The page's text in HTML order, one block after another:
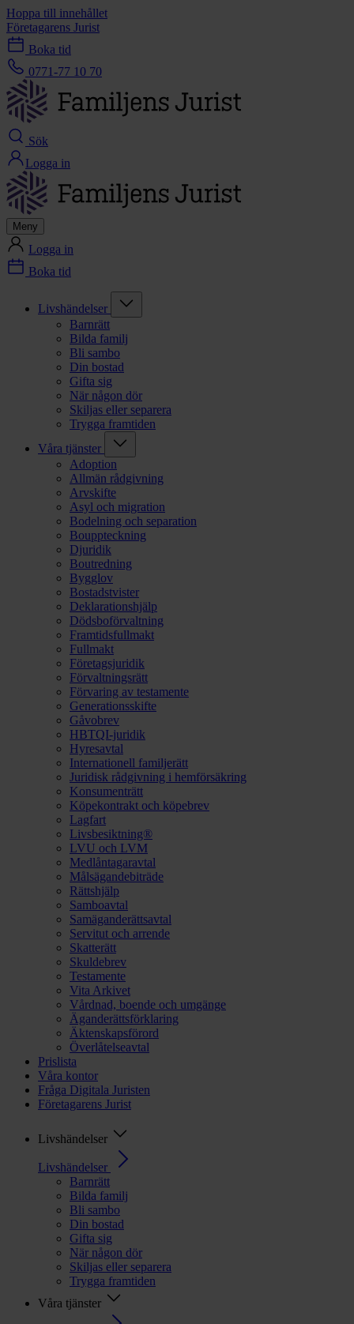
Hoppa till innehållet
Företagarens Jurist
Boka tid
0771-77 10 70
Sök
Logga in
Meny
Logga in
Boka tid
Livshändelser
Barnrätt
Bilda familj
Bli sambo
Din bostad
Gifta sig
När någon dör
Skiljas eller separera
Trygga framtiden
Våra tjänster
Adoption
Allmän rådgivning
Arvskifte
Asyl och migration
Bodelning och separation
Bouppteckning
Djuridik
Boutredning
Bygglov
Bostadstvister
Deklarationshjälp
Dödsboförvaltning
Framtidsfullmakt
Fullmakt
Företagsjuridik
Förvaltningsrätt
Förvaring av testamente
Generationsskifte
Gåvobrev
HBTQI-juridik
Hyresavtal
Internationell familjerätt
Juridisk rådgivning i hemförsäkring
Konsumenträtt
Köpekontrakt och köpebrev
Lagfart
Livsbesiktning®
LVU och LVM
Medlåntagaravtal
Målsägandebiträde
Rättshjälp
Samboavtal
Samäganderättsavtal
Servitut och arrende
Skatterätt
Skuldebrev
Testamente
Vita Arkivet
Vårdnad, boende och umgänge
Äganderättsförklaring
Äktenskapsförord
Överlåtelseavtal
Prislista
Våra kontor
Fråga Digitala Juristen
Företagarens Jurist
Livshändelser
Livshändelser
Barnrätt
Bilda familj
Bli sambo
Din bostad
Gifta sig
När någon dör
Skiljas eller separera
Trygga framtiden
Våra tjänster